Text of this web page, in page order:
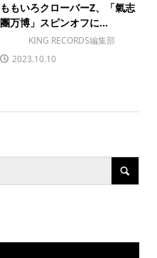
ももいろクローバーZ、「氣志
團万博」スピンオフに...
KING RECORDS編集部
2023.10.10